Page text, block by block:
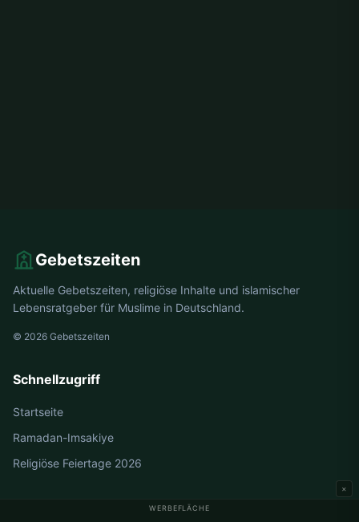
WERBEFLÄCHE
×
Gebetszeiten
Aktuelle Gebetszeiten, religiöse Inhalte und islamischer
Lebensratgeber für Muslime in Deutschland.
© 2026 Gebetszeiten
Schnellzugriff
Startseite
Ramadan-Imsakiye
Religiöse Feiertage 2026
Gebetszeiten Deutschland